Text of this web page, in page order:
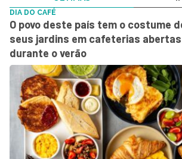
DIA DO CAFÉ
O povo deste país tem o costume
seus jardins em cafeterias
durante o verão